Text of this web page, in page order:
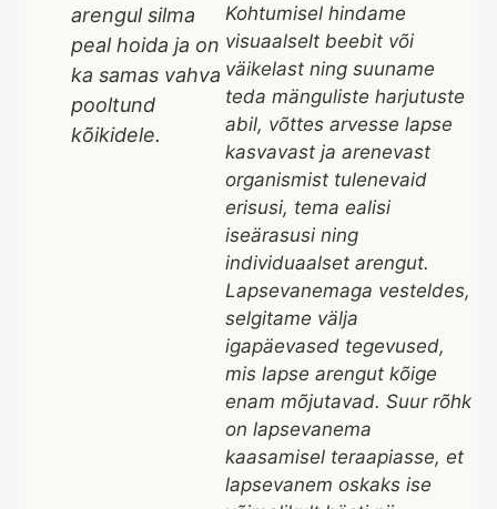
arengul silma
peal hoida ja on
ka samas vahva
pooltund
kõikidele.
Kohtumisel hindame
visuaalselt beebit või
väikelast ning suuname
teda mänguliste harjutuste
abil, võttes arvesse lapse
kasvavast ja arenevast
organismist tulenevaid
erisusi, tema ealisi
iseärasusi ning
individuaalset arengut.
Lapsevanemaga vesteldes,
selgitame välja
igapäevased tegevused,
mis lapse arengut kõige
enam mõjutavad. Suur rõhk
on lapsevanema
kaasamisel teraapiasse, et
lapsevanem oskaks ise